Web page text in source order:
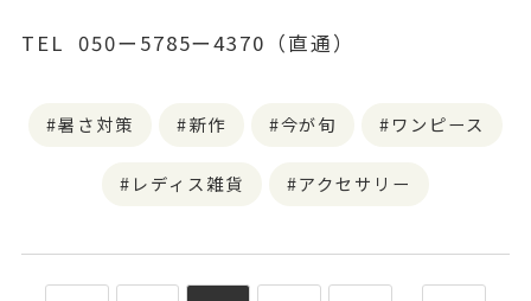
TEL 050ー5785ー4370（直通）
暑さ対策 新作 今が旬 ワンピース
レディス雑貨 アクセサリー